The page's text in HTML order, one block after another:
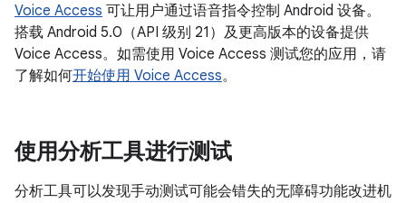
Voice Access 可让用户通过语音指令控制 Android 设备。
搭载 Android 5.0（API 级别 21）及更高版本的设备提供
Voice Access。如需使用 Voice Access 测试您的应用，请
了解如何开始使用 Voice Access。
使用分析工具进行测试
分析工具可以发现手动测试可能会错失的无障碍功能改进机